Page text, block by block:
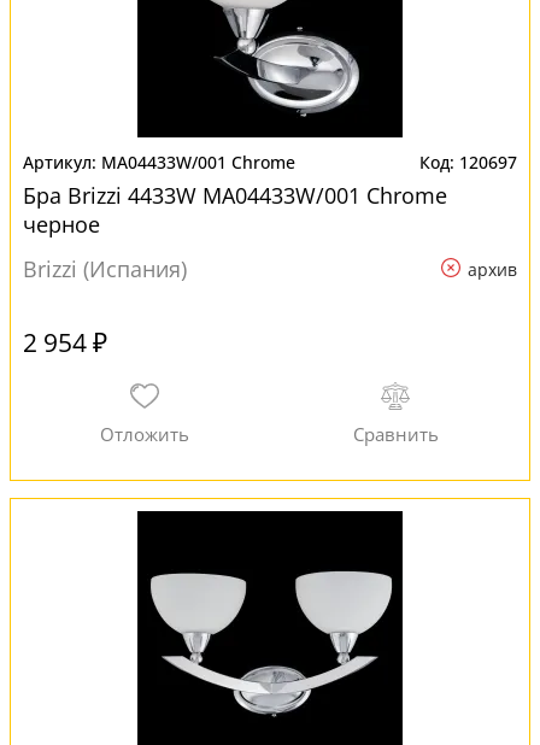
MA04433W/001 Chrome 120697
Бра Brizzi 4433W MA04433W/001 Chrome
черное
Brizzi (Испания)
архив
2 954 ₽